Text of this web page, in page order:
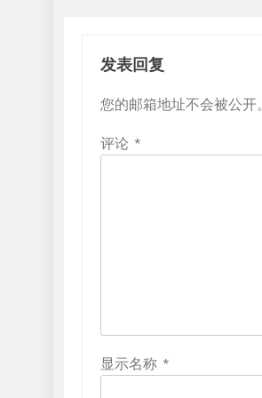
发表回复
您的邮箱地址不会被公开。
评论 *
显示名称 *